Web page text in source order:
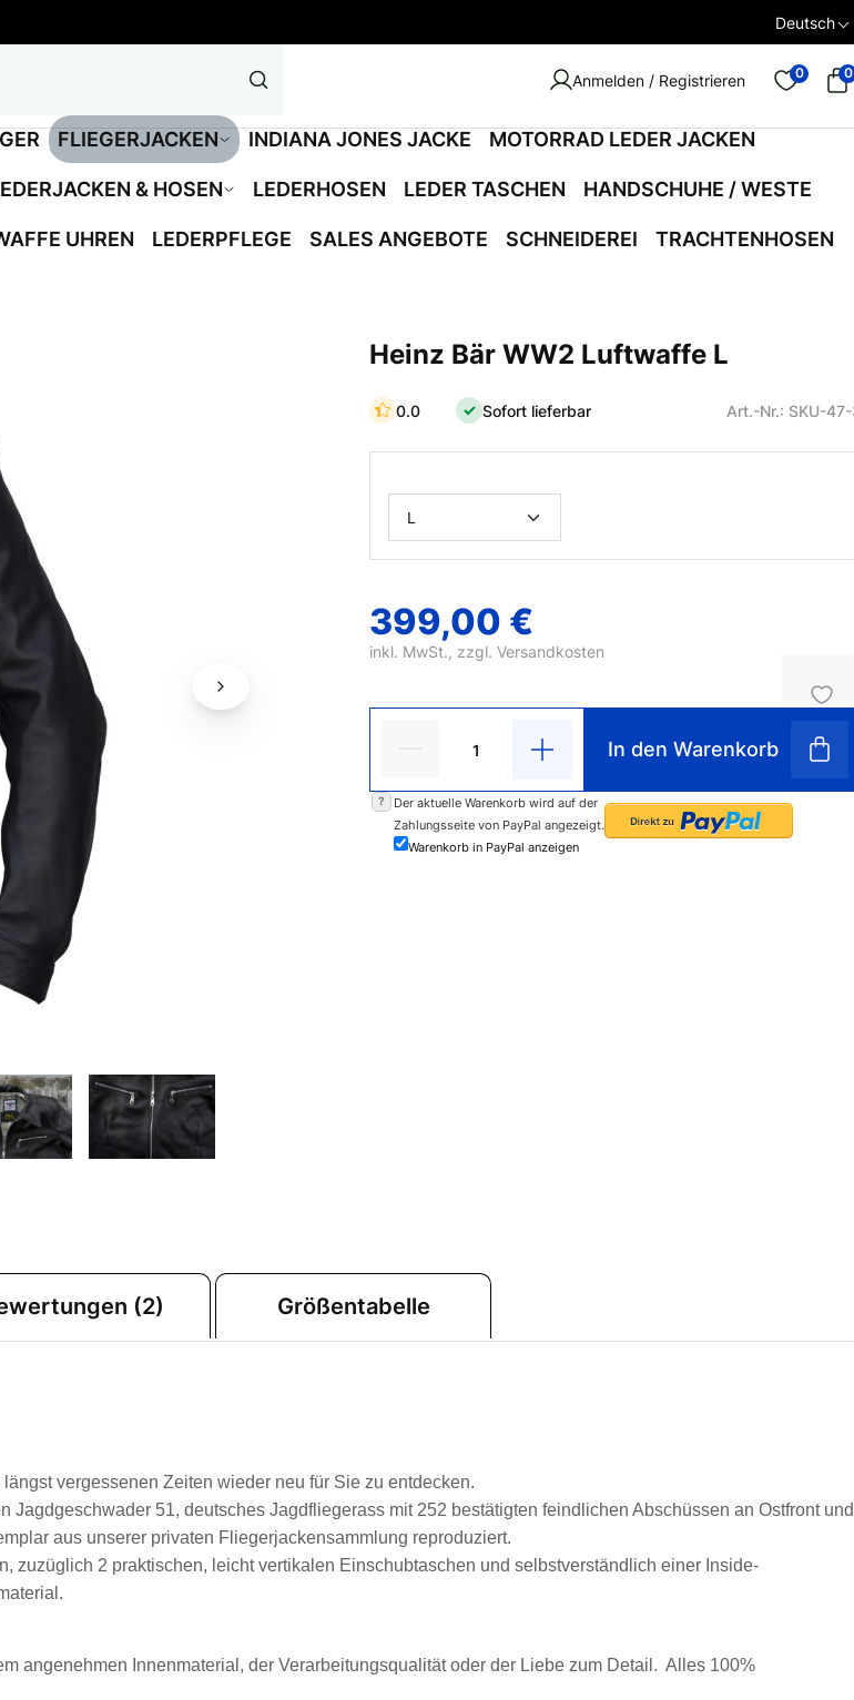
Deutsch
Anmelden / Registrieren 0 0
FLIEGERJACKEN INDIANA JONES JACKE MOTORRAD LEDER JACKEN
& HOSEN LEDERHOSEN LEDER TASCHEN HANDSCHUHE / WESTE
UHREN LEDERPFLEGE SALES ANGEBOTE SCHNEIDEREI TRACHTENHOSEN
Heinz Bär WW2 Luftwaffe L
0.0 Sofort lieferbar Art.-Nr.: SKU-
399,00 €
inkl. MwSt., zzgl.Versandkosten
In den Warenkorb
?
Der aktuelle Warenkorb wird auf der
Zahlungsseite von PayPal angezeigt.
Warenkorb in PayPal anzeigen
(2) Größentabelle
vergessenen Zeiten wieder neu für Sie zu entdecken.
51, deutsches Jagdfliegerass mit 252 bestätigten feindlichen Abschüssen an Ostfront und
aus unserer privaten Fliegerjackensammlung reproduziert.
zuzüglich 2 praktischen, leicht vertikalen Einschubtaschen und selbstverständlich einer Inside-
angenehmen Innenmaterial, der Verarbeitungsqualität oder der Liebe zum Detail. Alles 100%